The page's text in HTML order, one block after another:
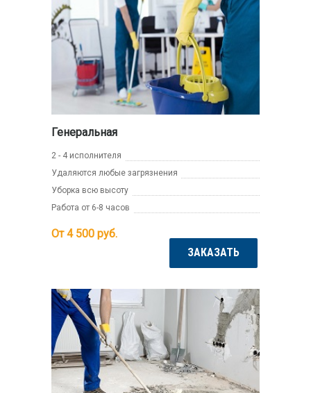
Генеральная
2 - 4 исполнителя
Удаляются любые загрязнения
Уборка всю высоту
Работа от 6-8 часов
От 4 500 руб.
ЗАКАЗАТЬ